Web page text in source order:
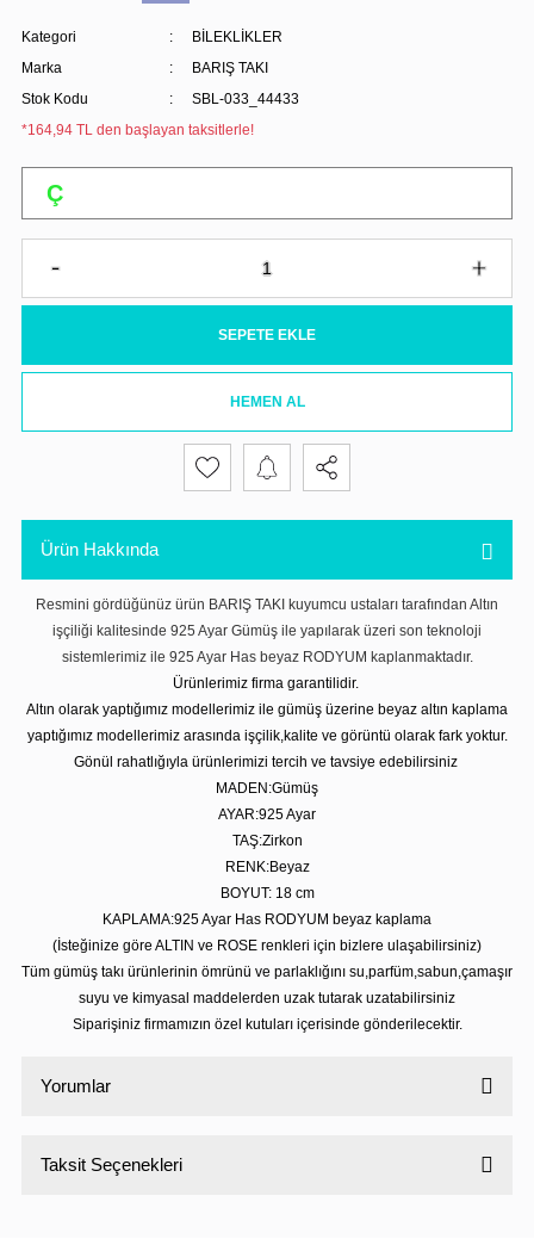
Kategori
BİLEKLİKLER
Marka
BARIŞ TAKI
Stok Kodu
SBL-033_44433
*164,94 TL den başlayan taksitlerle!
SEPETE EKLE
HEMEN AL
Ürün Hakkında
Resmini gördüğünüz ürün BARIŞ TAKI kuyumcu ustaları tarafından Altın
işçiliği kalitesinde 925 Ayar Gümüş ile yapılarak üzeri son teknoloji
sistemlerimiz ile 925 Ayar Has beyaz RODYUM kaplanmaktadır.
Ürünlerimiz firma garantilidir.
Altın olarak yaptığımız modellerimiz ile gümüş üzerine beyaz altın kaplama
yaptığımız modellerimiz arasında işçilik,kalite ve görüntü olarak fark yoktur.
Gönül rahatlığıyla ürünlerimizi tercih ve tavsiye edebilirsiniz
MADEN:Gümüş
AYAR:925 Ayar
TAŞ:Zirkon
RENK:Beyaz
BOYUT: 18 cm
KAPLAMA:925 Ayar Has RODYUM beyaz kaplama
(İsteğinize göre ALTIN ve ROSE renkleri için bizlere ulaşabilirsiniz)
Tüm gümüş takı ürünlerinin ömrünü ve parlaklığını su,parfüm,sabun,çamaşır
suyu ve kimyasal maddelerden uzak tutarak uzatabilirsiniz
Siparişiniz firmamızın özel kutuları içerisinde gönderilecektir.
Yorumlar
Taksit Seçenekleri